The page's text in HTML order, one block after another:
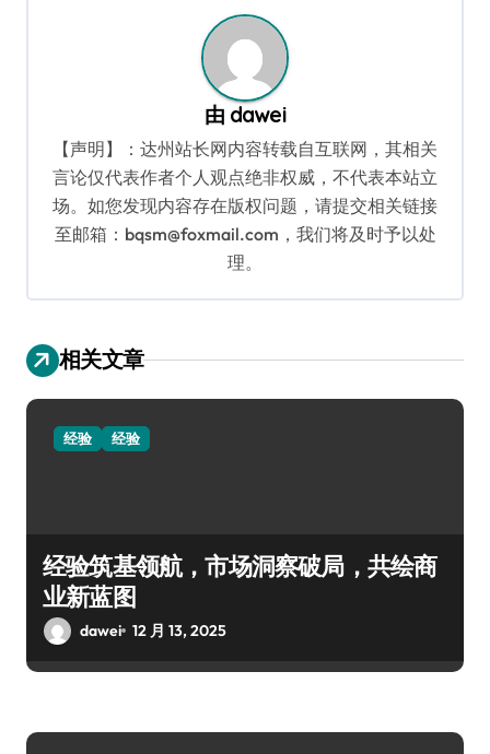
由 dawei
【声明】：达州站长网内容转载自互联网，其相关
言论仅代表作者个人观点绝非权威，不代表本站立
场。如您发现内容存在版权问题，请提交相关链接
至邮箱：bqsm@foxmail.com，我们将及时予以处
理。
相关文章
经验 经验
经验筑基领航，市场洞察破局，共绘商
业新蓝图
dawei 12 月 13, 2025